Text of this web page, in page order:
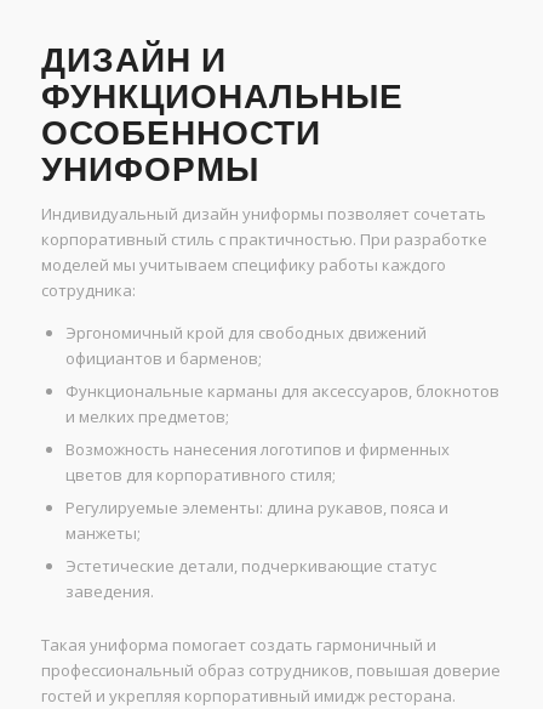
ДИЗАЙН И
ФУНКЦИОНАЛЬНЫЕ
ОСОБЕННОСТИ
УНИФОРМЫ
Индивидуальный дизайн униформы позволяет сочетать
корпоративный стиль с практичностью. При разработке
моделей мы учитываем специфику работы каждого
сотрудника:
Эргономичный крой для свободных движений
официантов и барменов;
Функциональные карманы для аксессуаров, блокнотов
и мелких предметов;
Возможность нанесения логотипов и фирменных
цветов для корпоративного стиля;
Регулируемые элементы: длина рукавов, пояса и
манжеты;
Эстетические детали, подчеркивающие статус
заведения.
Такая униформа помогает создать гармоничный и
профессиональный образ сотрудников, повышая доверие
гостей и укрепляя корпоративный имидж ресторана.